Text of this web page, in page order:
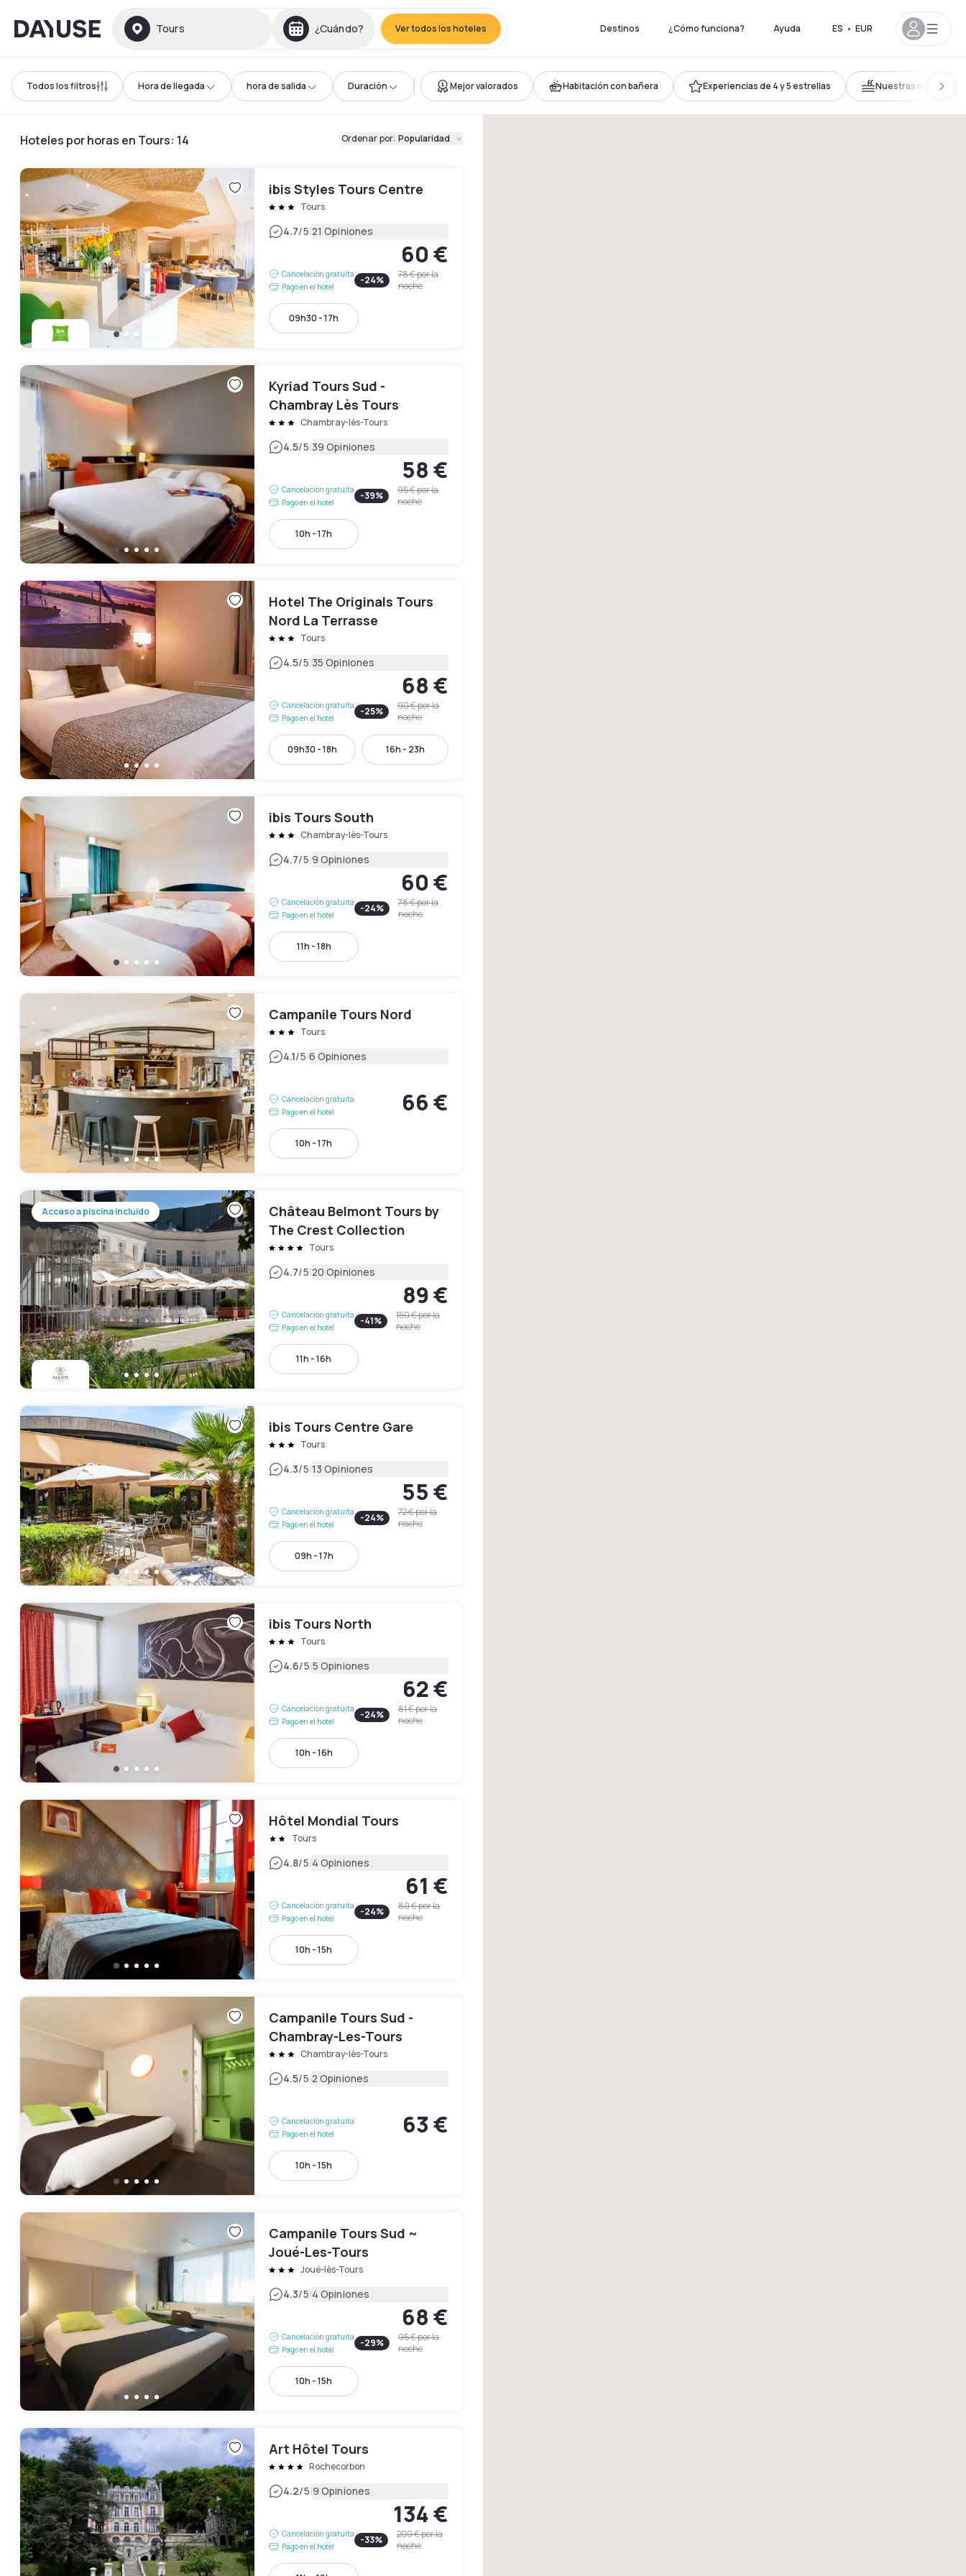
Dayuse Tours ¿Cuándo? Ver todos los hoteles Destinos ¿Cómo funciona? Ayuda ES • EUR
Todos los filtros Hora de llegada hora de salida Duración Mejor valorados Habitación con bañera Experiencias de 4 y 5 estrellas Nuestras mejores
Hoteles por horas en Tours: 14 Ordenar por: Popularidad
ibis Styles Tours Centre
Tours
4.7/5|21 Opiniones
Cancelación gratuita
Pago en el hotel
60 €
-24% 78 €por la
noche
09h30 - 17h
Kyriad Tours Sud -
Chambray Lès Tours
Chambray-lès-Tours
4.5/5|39 Opiniones
Cancelación gratuita
Pago en el hotel
58 €
-39% 95 €por la
noche
10h - 17h
Hotel The Originals Tours
Nord La Terrasse
Tours
4.5/5|35 Opiniones
Cancelación gratuita
Pago en el hotel
68 €
-25% 90 €por la
noche
09h30 - 18h 16h - 23h
ibis Tours South
Chambray-lès-Tours
4.7/5|9 Opiniones
Cancelación gratuita
Pago en el hotel
60 €
-24% 78 €por la
noche
11h - 18h
Campanile Tours Nord
Tours
4.1/5|6 Opiniones
Cancelación gratuita
Pago en el hotel
66 €
10h - 17h
Acceso a piscina incluido
Château Belmont Tours by
The Crest Collection
Tours
4.7/5|20 Opiniones
Cancelación gratuita
Pago en el hotel
89 €
-41% 150 €por la
noche
11h - 16h
ibis Tours Centre Gare
Tours
4.3/5|13 Opiniones
Cancelación gratuita
Pago en el hotel
55 €
-24% 72 €por la
noche
09h - 17h
ibis Tours North
Tours
4.6/5|5 Opiniones
Cancelación gratuita
Pago en el hotel
62 €
-24% 81 €por la
noche
10h - 16h
Hôtel Mondial Tours
Tours
4.8/5|4 Opiniones
Cancelación gratuita
Pago en el hotel
61 €
-24% 80 €por la
noche
10h - 15h
Campanile Tours Sud -
Chambray-Les-Tours
Chambray-lès-Tours
4.5/5|2 Opiniones
Cancelación gratuita
Pago en el hotel
63 €
10h - 15h
Campanile Tours Sud ~
Joué-Les-Tours
Joué-lès-Tours
4.3/5|4 Opiniones
Cancelación gratuita
Pago en el hotel
68 €
-29% 95 €por la
noche
10h - 15h
Art Hôtel Tours
Rochecorbon
4.2/5|9 Opiniones
Cancelación gratuita
Pago en el hotel
134 €
-33% 200 €por la
noche